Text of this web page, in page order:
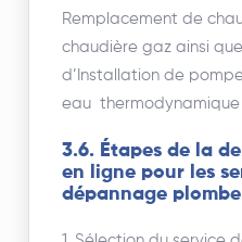
Remplacement de
chaudière gaz ainsi
d’Installation de
eau
3.6. Étapes de la
en ligne pour les
dépannage